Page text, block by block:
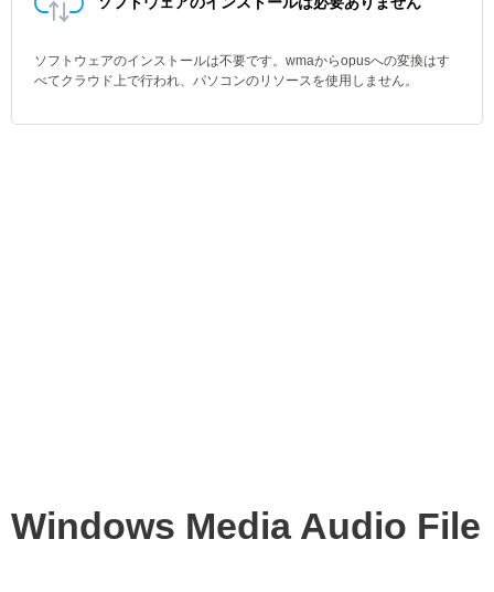
ソフトウェアのインストールは不要です。wmaからopusへの変換はす
べてクラウド上で行われ、パソコンのリソースを使用しません。
Windows Media Audio File